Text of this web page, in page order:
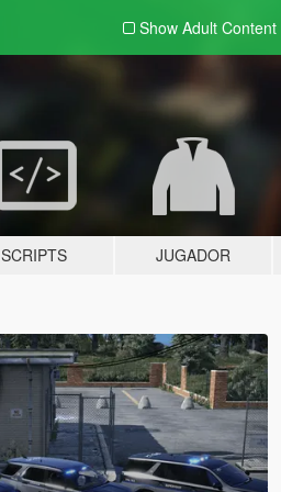
Show Adult Content
SCRIPTS JUGADOR